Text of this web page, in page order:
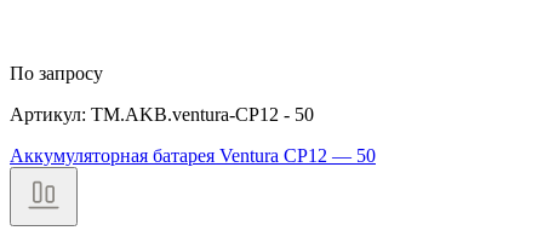
По запросу
Артикул: TM.AKB.ventura-CP12 - 50
Аккумуляторная батарея Ventura CP12 — 50